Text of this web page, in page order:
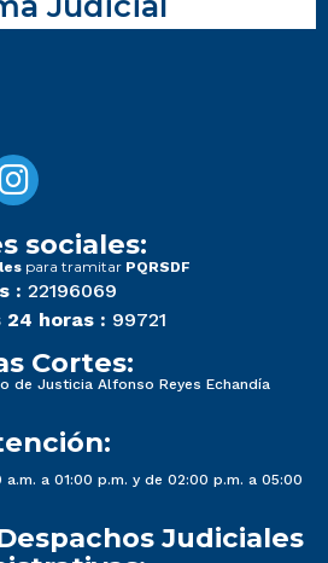
sociales:
para tramitar PQRSDF
: 22196069
horas : 99721
Cortes:
de Justicia Alfonso Reyes Echandía
a 01:00 p.m. y de 02:00 p.m. a 05:00
Judiciales